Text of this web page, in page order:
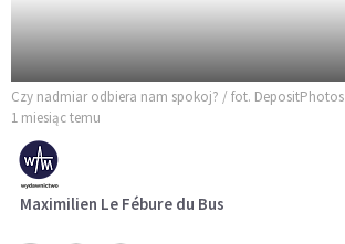
Czy nadmiar odbiera nam spokoj? / fot. DepositPhotos
1 miesiąc temu
Maximilien Le Fébure du Bus